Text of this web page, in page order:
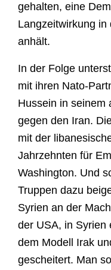
gehalten, eine
Langzeitwirkung
anhält.
In der Folge
mit ihren Nato-
Hussein in seinem
gegen den Iran.
mit der
Jahrzehnten für
Washington. Und
Truppen dazu
Syrien an der
der USA, in Syrien
dem Modell Irak
gescheitert. Man